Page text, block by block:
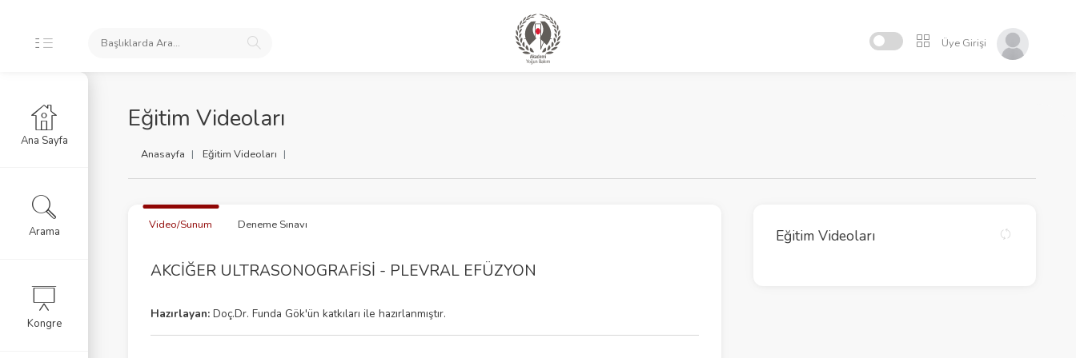
Üye Girişi
Eğitim Videoları
Anasayfa Eğitim Videoları
Video/Sunum Deneme Sınavı
AKCİĞER ULTRASONOGRAFİSİ - PLEVRAL EFÜZYON
Hazırlayan: Doç.Dr. Funda Gök'ün katkıları ile hazırlanmıştır.
Eğitim Videoları
Ana Sayfa
Arama
Kongre